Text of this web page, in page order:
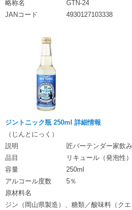
略称名
GTN-24
JANコード
4930127103338
ジントニック瓶 250ml 詳細情報
（じんとにっく）
説明
匠バーテンダー家飲
品目
リキュール（発泡性
容量
250ml
アルコール度数
5％
原材料名
ジン（岡山県製造）、糖類／酸味料（ク